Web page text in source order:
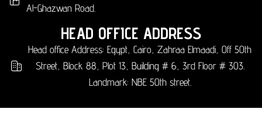
Al-Ghazwan Road.
HEAD OFFICE ADDRESS
Head office Address: Egypt, Cairo, Zahraa Elmaadi, Off 50th
Street, Block 88, Plot 13, Building # 6, 3rd Floor # 303.
Landmark: NBE 50th street.​​